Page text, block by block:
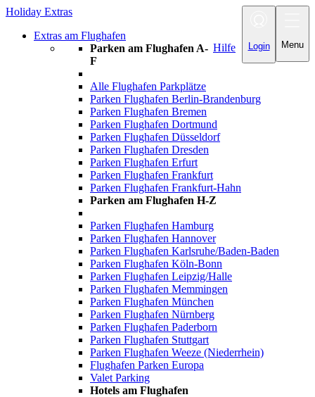
Menu
Login
Hilfe
Holiday Extras
Extras am Flughafen
Parken am Flughafen A-
F
Alle Flughafen Parkplätze
Parken Flughafen Berlin-Brandenburg
Parken Flughafen Bremen
Parken Flughafen Dortmund
Parken Flughafen Düsseldorf
Parken Flughafen Dresden
Parken Flughafen Erfurt
Parken Flughafen Frankfurt
Parken Flughafen Frankfurt-Hahn
Parken am Flughafen H-Z
Parken Flughafen Hamburg
Parken Flughafen Hannover
Parken Flughafen Karlsruhe/Baden-Baden
Parken Flughafen Köln-Bonn
Parken Flughafen Leipzig/Halle
Parken Flughafen Memmingen
Parken Flughafen München
Parken Flughafen Nürnberg
Parken Flughafen Paderborn
Parken Flughafen Stuttgart
Parken Flughafen Weeze (Niederrhein)
Flughafen Parken Europa
Valet Parking
Hotels am Flughafen